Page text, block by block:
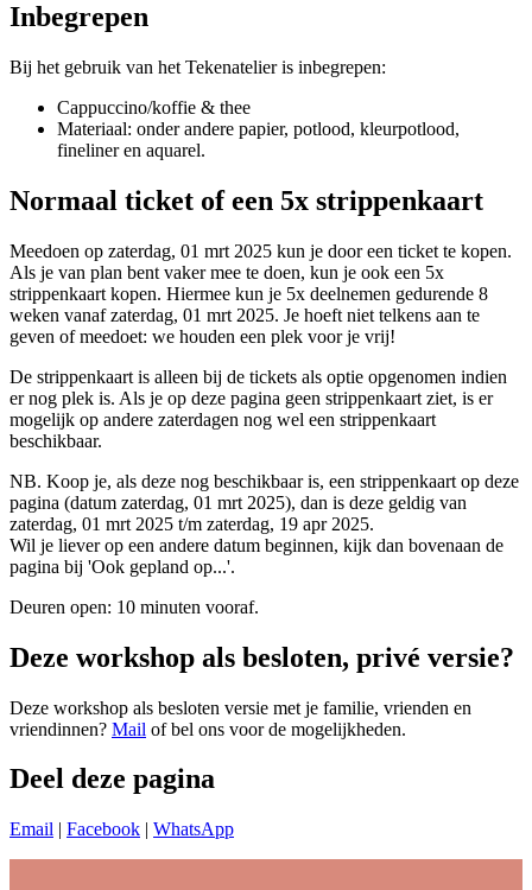
Inbegrepen
Bij het gebruik van het Tekenatelier is inbegrepen:
Cappuccino/koffie & thee
Materiaal: onder andere papier, potlood, kleurpotlood,
fineliner en aquarel.
Normaal ticket of een 5x strippenkaart
Meedoen op zaterdag, 01 mrt 2025 kun je door een ticket te kopen.
Als je van plan bent vaker mee te doen, kun je ook een 5x
strippenkaart kopen. Hiermee kun je 5x deelnemen gedurende 8
weken vanaf zaterdag, 01 mrt 2025. Je hoeft niet telkens aan te
geven of meedoet: we houden een plek voor je vrij!
De strippenkaart is alleen bij de tickets als optie opgenomen indien
er nog plek is. Als je op deze pagina geen strippenkaart ziet, is er
mogelijk op andere zaterdagen nog wel een strippenkaart
beschikbaar.
NB. Koop je, als deze nog beschikbaar is, een strippenkaart op deze
pagina (datum zaterdag, 01 mrt 2025), dan is deze geldig van
zaterdag, 01 mrt 2025 t/m zaterdag, 19 apr 2025.
Wil je liever op een andere datum beginnen, kijk dan bovenaan de
pagina bij 'Ook gepland op...'.
Deuren open: 10 minuten vooraf.
Deze workshop als besloten, privé versie?
Deze workshop als besloten versie met je familie, vrienden en
vriendinnen? Mail of bel ons voor de mogelijkheden.
Deel deze pagina
Email | Facebook | WhatsApp